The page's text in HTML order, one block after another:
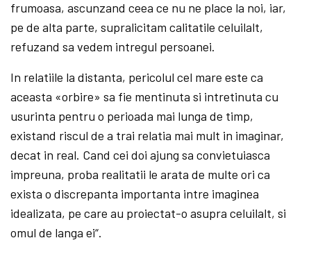
frumoasa, ascunzand ceea ce nu ne place la noi, iar,
pe de alta parte, supralicitam calitatile celuilalt,
refuzand sa vedem intregul persoanei.
In relatiile la distanta, pericolul cel mare este ca
aceasta «orbire» sa fie mentinuta si intretinuta cu
usurinta pentru o perioada mai lunga de timp,
existand riscul de a trai relatia mai mult in imaginar,
decat in real. Cand cei doi ajung sa convietuiasca
impreuna, proba realitatii le arata de multe ori ca
exista o discrepanta importanta intre imaginea
idealizata, pe care au proiectat-o asupra celuilalt, si
omul de langa ei“.